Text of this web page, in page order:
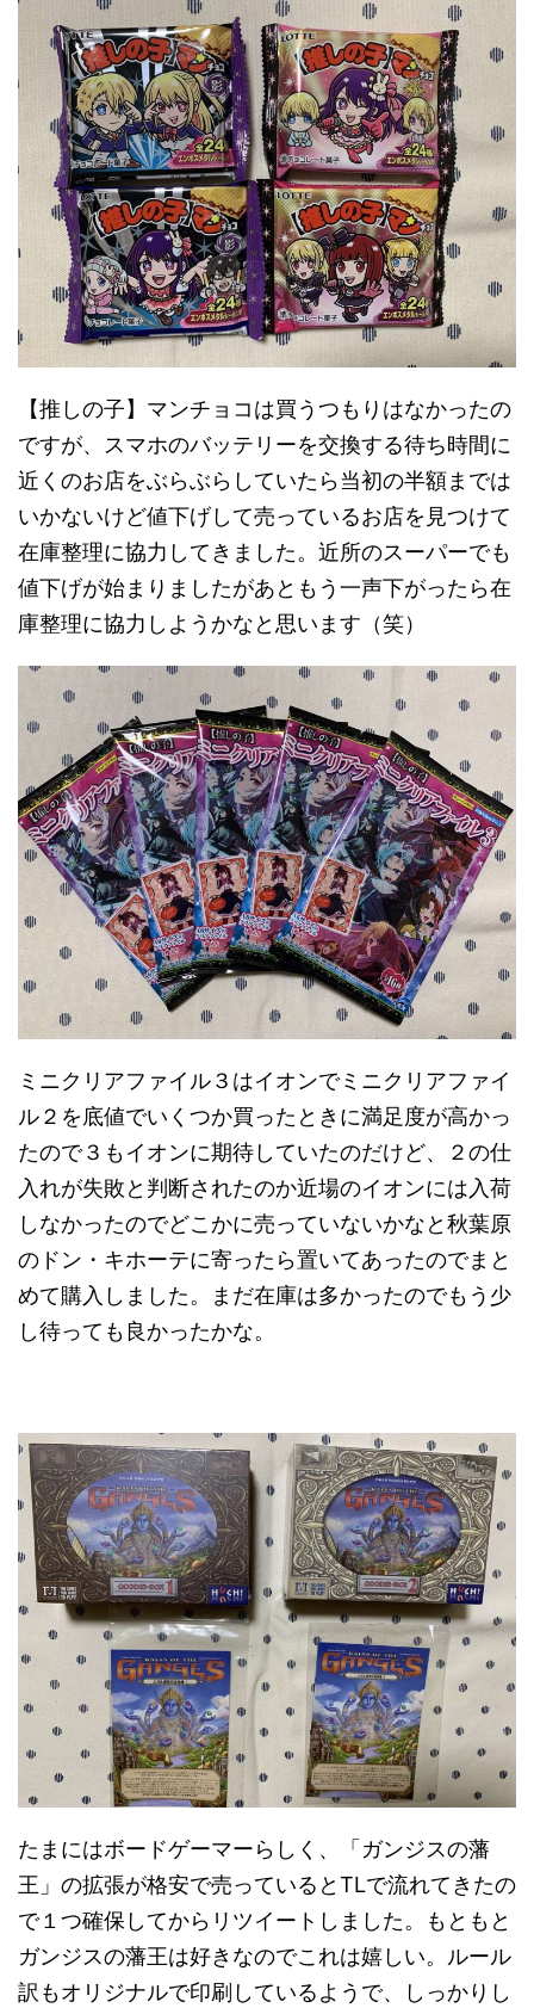
【推しの子】マンチョコは買うつもりはなかったの
ですが、スマホのバッテリーを交換する待ち時間に
近くのお店をぶらぶらしていたら当初の半額までは
いかないけど値下げして売っているお店を見つけて
在庫整理に協力してきました。近所のスーパーでも
値下げが始まりましたがあともう一声下がったら在
庫整理に協力しようかなと思います（笑）
ミニクリアファイル３はイオンでミニクリアファイ
ル２を底値でいくつか買ったときに満足度が高かっ
たので３もイオンに期待していたのだけど、２の仕
入れが失敗と判断されたのか近場のイオンには入荷
しなかったのでどこかに売っていないかなと秋葉原
のドン・キホーテに寄ったら置いてあったのでまと
めて購入しました。まだ在庫は多かったのでもう少
し待っても良かったかな。
たまにはボードゲーマーらしく、「ガンジスの藩
王」の拡張が格安で売っているとTLで流れてきたの
で１つ確保してからリツイートしました。もともと
ガンジスの藩王は好きなのでこれは嬉しい。ルール
訳もオリジナルで印刷しているようで、しっかりし